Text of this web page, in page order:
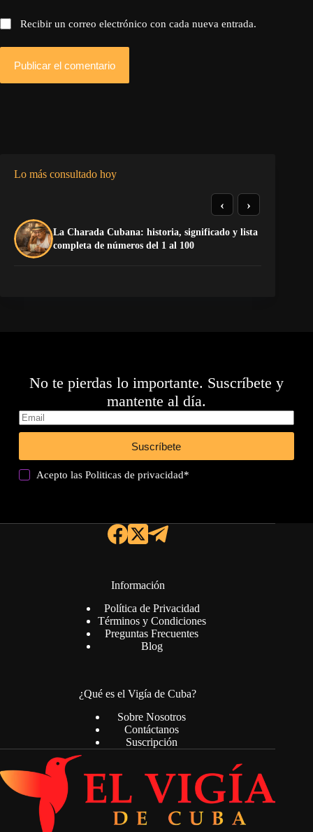
Recibir un correo electrónico con cada nueva entrada.
Publicar el comentario
Lo más consultado hoy
La Charada Cubana: historia, significado y lista
completa de números del 1 al 100
‹ ›
No te pierdas lo importante. Suscríbete y
mantente al día.
Suscríbete
Acepto lasPoliticas de privacidad*
Información
Política de Privacidad
Términos y Condiciones
Preguntas Frecuentes
Blog
¿Qué es el Vigía de Cuba?
Sobre Nosotros
Contáctanos
Suscripción